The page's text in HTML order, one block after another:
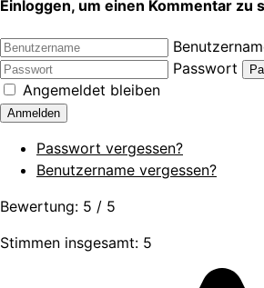
Einloggen, um einen Kommentar zu
Passwort
Angemeldet bleiben
Anmelden
Passwort vergessen?
Benutzername vergessen?
Bewertung: 5 / 5
Stimmen insgesamt: 5